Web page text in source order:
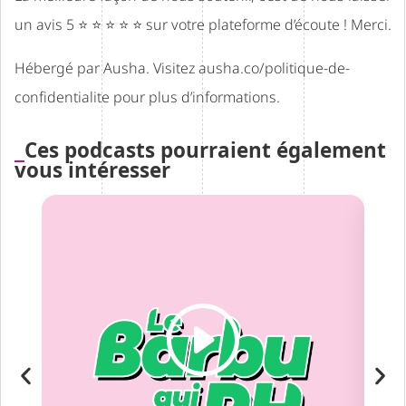
un avis 5 ⭐ ⭐ ⭐ ⭐ ⭐ sur votre plateforme d’écoute ! Merci.
Hébergé par Ausha. Visitezausha.co/politique-de-
confidentialite pour plus d’informations.
Ces podcasts pourraient également
vous intéresser